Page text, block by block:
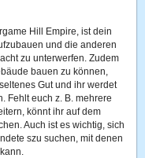
Hill Empire, ist dein
und die anderen
zu unterwerfen. Zudem
bauen zu können,
Gut und ihr werdet
Fehlt euch z. B. mehrere
könnt ihr auf dem
Auch ist es wichtig, sich
szu suchen, mit denen